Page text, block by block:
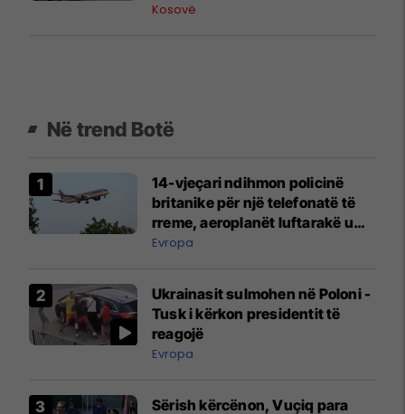
Kosovë
Në trend Botë
14-vjeçari ndihmon policinë
britanike për një telefonatë të
rreme, aeroplanët luftarakë u
ngritën në ajër për të
Mançesterit
Evropa
Ukrainasit sulmohen në Poloni -
Tusk i kërkon presidentit të
reagojë
Evropa
Sërish kërcënon, Vuçiq para